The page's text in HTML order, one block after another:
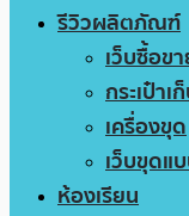
รีวิวผลิตภัณฑ์
เว็บซื้อข
กระเป๋า
เครื่องขุด
เว็บขุดแ
ห้องเรียน